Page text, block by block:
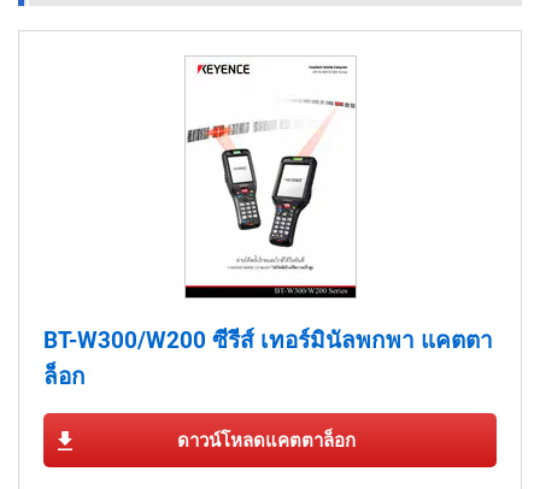
BT-W300/W200 ซีรีส์ เทอร์มินัลพกพา แคตตา
ล็อก
ดาวน์โหลดแคตตาล็อก